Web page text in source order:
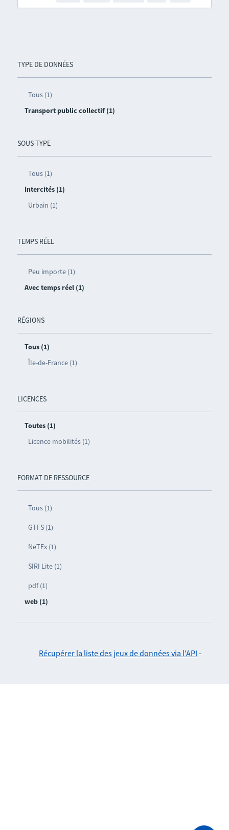
TYPE DE DONNÉES
Tous (1)
Transport public collectif (1)
SOUS-TYPE
Tous (1)
Intercités (1)
Urbain (1)
TEMPS RÉEL
Peu importe (1)
Avec temps réel (1)
RÉGIONS
Tous (1)
Île-de-France (1)
LICENCES
Toutes (1)
Licence mobilités (1)
FORMAT DE RESSOURCE
Tous (1)
GTFS (1)
NeTEx (1)
SIRI Lite (1)
pdf (1)
web (1)
Récupérer la liste des jeux de données via l'API -